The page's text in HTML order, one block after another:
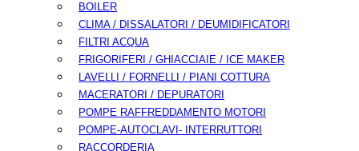
BOILER
CLIMA / DISSALATORI / DEUMIDIFICATORI
FILTRI ACQUA
FRIGORIFERI / GHIACCIAIE / ICE MAKER
LAVELLI / FORNELLI / PIANI COTTURA
MACERATORI / DEPURATORI
POMPE RAFFREDDAMENTO MOTORI
POMPE-AUTOCLAVI- INTERRUTTORI
RACCORDERIA